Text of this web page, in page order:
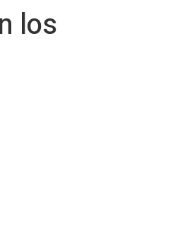
los